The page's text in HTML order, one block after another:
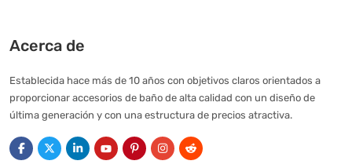
Acerca de
Establecida hace más de 10 años con objetivos claros orientados a
proporcionar accesorios de baño de alta calidad con un diseño de
última generación y con una estructura de precios atractiva.